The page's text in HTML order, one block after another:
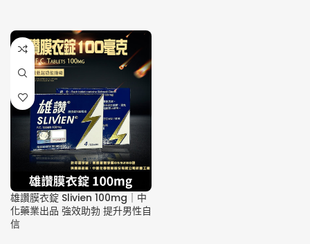
雄讚膜衣錠 Slivien 100mg｜中
化藥業出品 強效助勃 提升男性自
信